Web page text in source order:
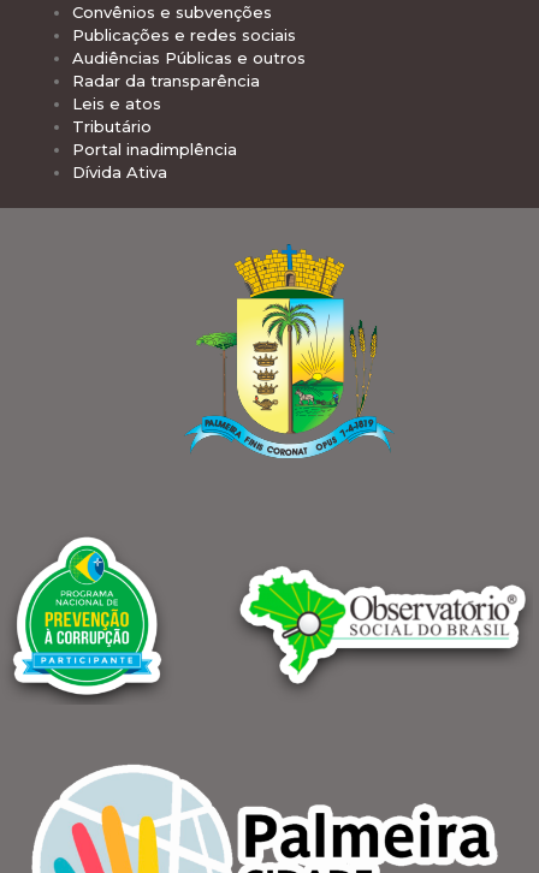
Convênios e subvenções
Publicações e redes sociais
Audiências Públicas e outros
Radar da transparência
Leis e atos
Tributário
Portal inadimplência
Dívida Ativa